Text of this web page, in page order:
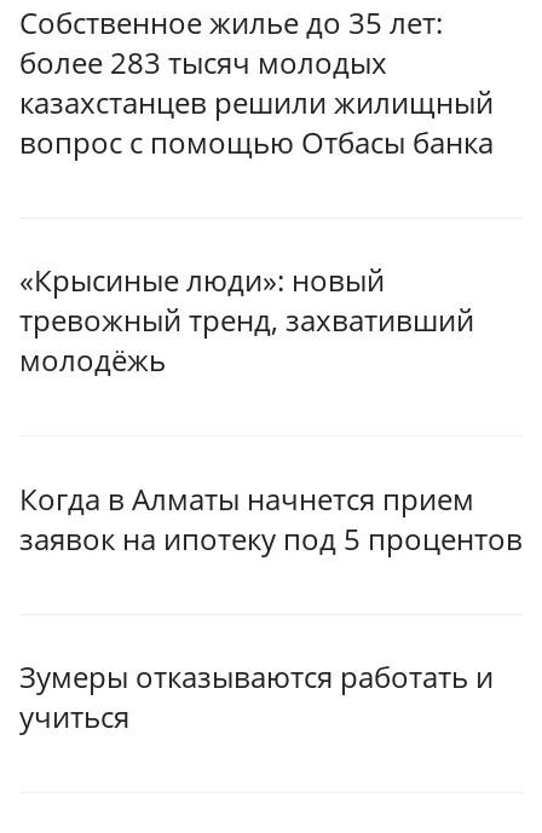
Собственное жилье до 35 лет:
более 283 тысяч молодых
казахстанцев решили жилищный
вопрос с помощью Отбасы банка
«Крысиные люди»: новый
тревожный тренд, захвативший
молодёжь
Когда в Алматы начнется прием
заявок на ипотеку под 5 процентов
Зумеры отказываются работать и
учиться